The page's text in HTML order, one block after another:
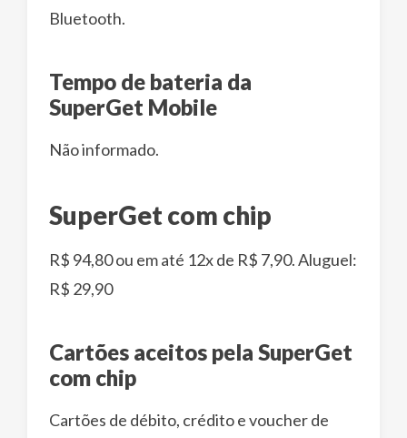
Bluetooth.
Tempo de bateria da
SuperGet Mobile
Não informado.
SuperGet com chip
R$ 94,80 ou em até 12x de R$ 7,90. Aluguel:
R$ 29,90
Cartões aceitos pela SuperGet
com chip
Cartões de débito, crédito e voucher de